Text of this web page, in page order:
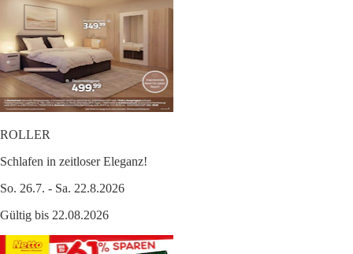
ROLLER
Schlafen in zeitloser Eleganz!
So. 26.7. - Sa. 22.8.2026
Gültig bis 22.08.2026